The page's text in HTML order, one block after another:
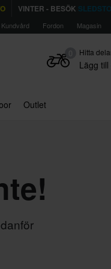
VINTER - BESÖK
Kundvård Fordon Magasin
Hitta
Lägg
Outlet